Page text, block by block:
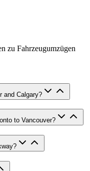
zu Fahrzeugumzügen
and Calgary?
to Vancouver?